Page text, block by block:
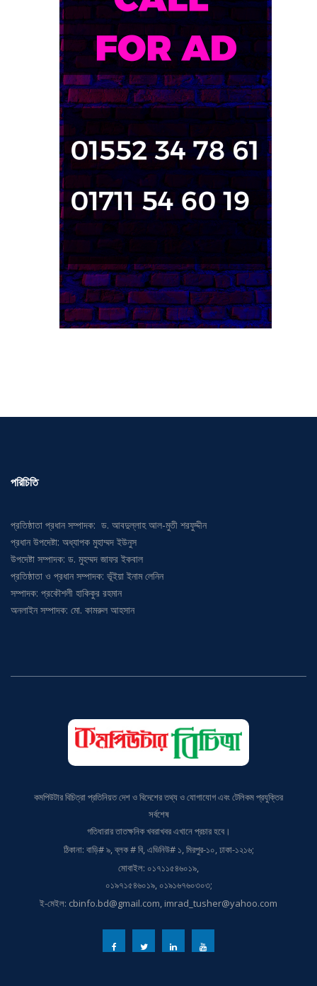
প্রধান উপদেষ্টা: অধ্যাপক মুহাম্মদ ইউনুস
উপদেষ্টা সম্পাদক: ড. মুহম্মদ জাফর ইকবাল
প্রতিষ্ঠাতা ও প্রধান সম্পাদক: ভূঁইয়া ইনাম লেনিন
সম্পাদক: প্রকৌশলী হাকিকুর রহমান
অনলাইন সম্পাদক: মো. কামরুল আহসান
সর্বশেষ
গতিধারার তাতক্ষনিক খবরাখবর এখানে প্রচার হবে।
ঠিকানা: বাড়ি# ৯, ব্লক # বি, এভিনিউ# ১, মিরপুর-১০, ঢাকা-১২১৬;
মোবাইল: ০১৭১১৫৪৬০১৯,
০১৯৭১৫৪৬০১৯, ০১৯১৬৭৬০৩০৩;
ই-মেইল: cbinfo.bd@gmail.com, imrad_tusher@yahoo.com